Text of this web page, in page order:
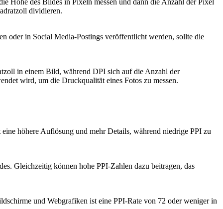
dividieren.
oder in Social Media-Postings veröffentlicht werden, sollte die
in einem Bild, während DPI sich auf die Anzahl der
wird, um die Druckqualität eines Fotos zu messen.
höhere Auflösung und mehr Details, während niedrige PPI zu
Gleichzeitig können hohe PPI-Zahlen dazu beitragen, das
und Webgrafiken ist eine PPI-Rate von 72 oder weniger in